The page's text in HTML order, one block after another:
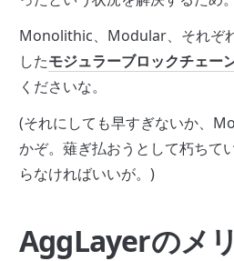
Monolithic、Modular、それぞ
したモジュラーブロックチェー
くださいな。
(それにしても早すぎないか、
かぞ。薙ぎ払おうとして朽ちて
らなければいいが。 )
AggLayerのメ